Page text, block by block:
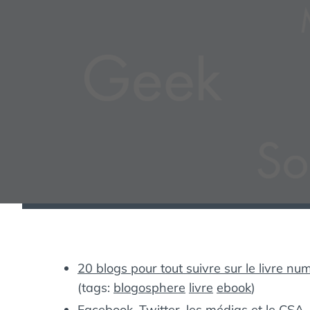
20 blogs pour tout suivre sur le livre
(tags: blogosphere livre ebook)